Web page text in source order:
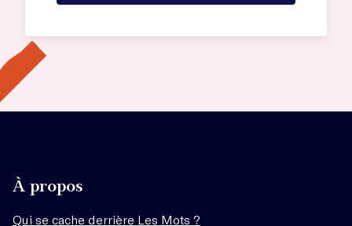
À propos
Qui se cache derrière Les Mots ?